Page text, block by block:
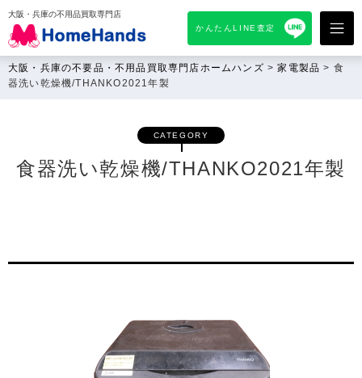
大阪・兵庫の不用品買取専門店
かんたんLINE査定
大阪・兵庫の不要品・不用品買取専門店ホームハンズ >家電製品 > 食
器洗い乾燥機/THANKO2021年製
CATEGORY
食器洗い乾燥機/THANKO2021年製